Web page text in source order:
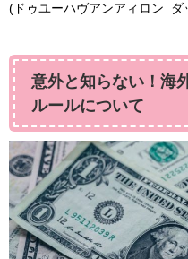
(ドゥユーハヴアンアィロン ダ
意外と知らない！海
ルールについて